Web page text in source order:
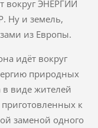
вокруг ЭНЕРГИИ
Ну и земель,
из Европы.
идёт вокруг
природных
в виде жителей
к
заменой одного